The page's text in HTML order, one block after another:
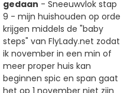
gedaan - Sneeuwvlok stap
9 - mijn huishouden op orde
krijgen middels de "baby
steps" van FlyLady.net zodat
ik november in een min of
meer proper huis kan
beginnen spic en span gaat
het op 1 november niet zijn